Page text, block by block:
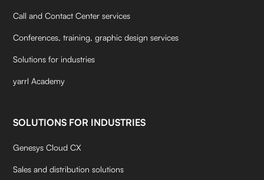
Call and Contact Center services
Conferences, training, graphic design services
Solutions for industries
yarrl Academy
SOLUTIONS FOR INDUSTRIES
Genesys Cloud CX
Sales and distribution solutions